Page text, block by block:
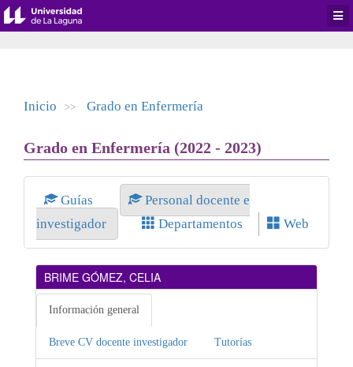
Inicio >> Grado en Enfermería
Grado en Enfermería (2022 - 2023)
Guías
Personal docente e
investigador
Departamentos Web
BRIME GÓMEZ, CELIA
Información general
Breve CV docente investigador Tutorías